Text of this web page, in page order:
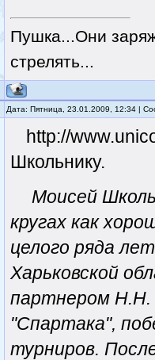
Пушка...Они
стрелять...
Дата: Пятница, 23.01.2009, 12:34 |
http://
Школьнику.
Моисей
кругах как
целого ряда
Харьковской
партнером Н.Н.
"Спартака",
турниров.